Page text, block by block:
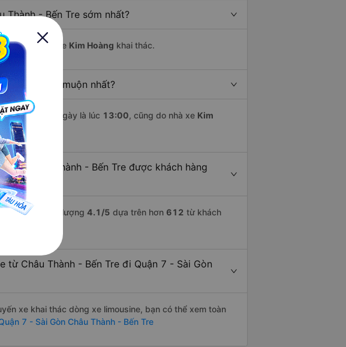
Thành - Bến Tre sớm nhất?
, do nhà xe Kim Hoàng khai thác.
7 - Sài Gòn muộn nhất?
cùng trong ngày là lúc 13:00, cũng do nhà xe Kim
đi Châu Thành - Bến Tre được khách hàng
với điểm chất lượng 4.1 /5 dựa trên hơn 612 từ khách
và uy tín.
Châu Thành - Bến Tre đi Quận 7 - Sài Gòn
xe khai thác dòng xe limousine, bạn có thể xem toàn
7 - Sài Gòn Châu Thành - Bến Tre